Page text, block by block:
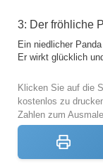
3: Der fröhliche
Ein niedlicher
Er wirkt glücklich
Klicken Sie auf die
kostenlos zu
Zahlen zum